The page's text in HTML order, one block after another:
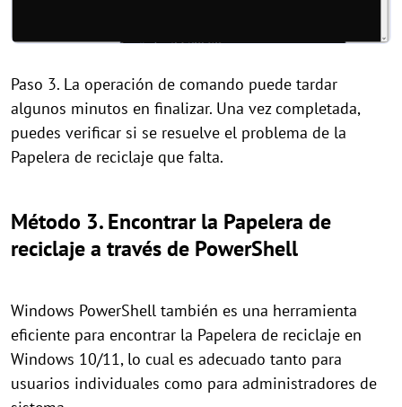
Paso 3. La operación de comando puede tardar
algunos minutos en finalizar. Una vez completada,
puedes verificar si se resuelve el problema de la
Papelera de reciclaje que falta.
Método 3. Encontrar la Papelera de
reciclaje a través de PowerShell
Windows PowerShell también es una herramienta
eficiente para encontrar la Papelera de reciclaje en
Windows 10/11, lo cual es adecuado tanto para
usuarios individuales como para administradores de